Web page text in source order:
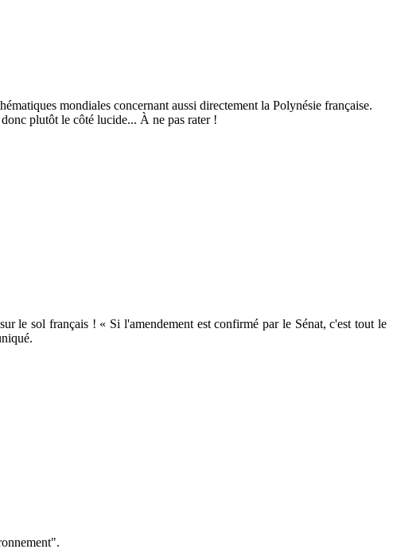
mondiales concernant aussi directement la Polynésie française.
plutôt le côté lucide... À ne pas rater !
le sol français ! « Si l'amendement est confirmé par le Sénat, c'est tout le